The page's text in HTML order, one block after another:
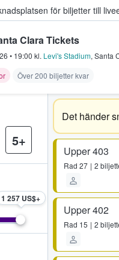
för biljetter till
där fans köper
Clara Tickets
• 19:00 kl. Levi's Stadium, Santa
Över 200 biljetter kvar
Det händer
Upper 403
Rad 27 2
Upper 402
Rad 15 2
5+
1 257 US$